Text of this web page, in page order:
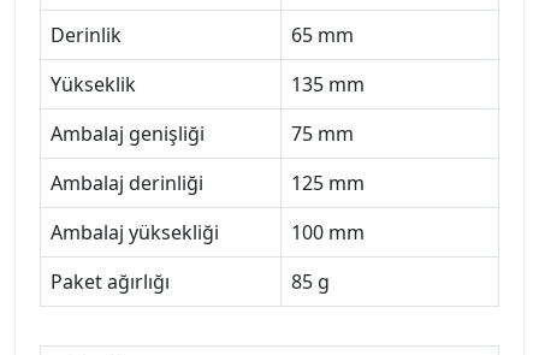
Derinlik
65 mm
Yükseklik
135 mm
Ambalaj genişliği
75 mm
Ambalaj derinliği
125 mm
Ambalaj yüksekliği
100 mm
Paket ağırlığı
85 g